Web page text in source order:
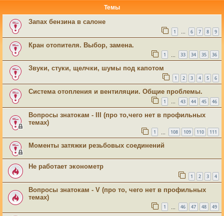
Темы
Запах бензина в салоне
1 … 6 7 8 9
Кран отопителя. Выбор, замена.
1 33 34 35 36
Звуки, стуки, щелчки, шумы под капотом
1 2 3 4 5 6
Система отопления и вентиляции. Общие проблемы.
1 … 43 44 45 46
Вопросы знатокам - III (про то,чего нет в профильных
темах)
1 108 109 110 111
Моменты затяжки резьбовых соединений
Не работает эконометр
1 2 3 4
Вопросы знатокам - V (про то, чего нет в профильных
темах)
1 46 47 48 49